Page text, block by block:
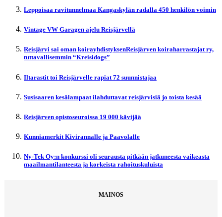
Leppoisaa ravitunnelmaa Kangaskylän radalla 450 henkilön voimin
Vintage VW Garagen ajelu Reisjärvellä
Reisjärvi sai oman koirayhdistyksenReisjärven koiraharrastajat ry,
tuttavallisemmin “Kreisidogs”
Iltarastit toi Reisjärvelle rapiat 72 suunnistajaa
Susisaaren kesälampaat ilahduttavat reisjärvisiä jo toista kesää
Reisjärven opistoseuroissa 19 000 kävijää
Kunniamerkit Kivirannalle ja Paavolalle
Ny-Tek Oy:n konkurssi oli seurausta pitkään jatkuneesta vaikeasta
maailmantilanteesta ja korkeista rahoituskuluista
MAINOS